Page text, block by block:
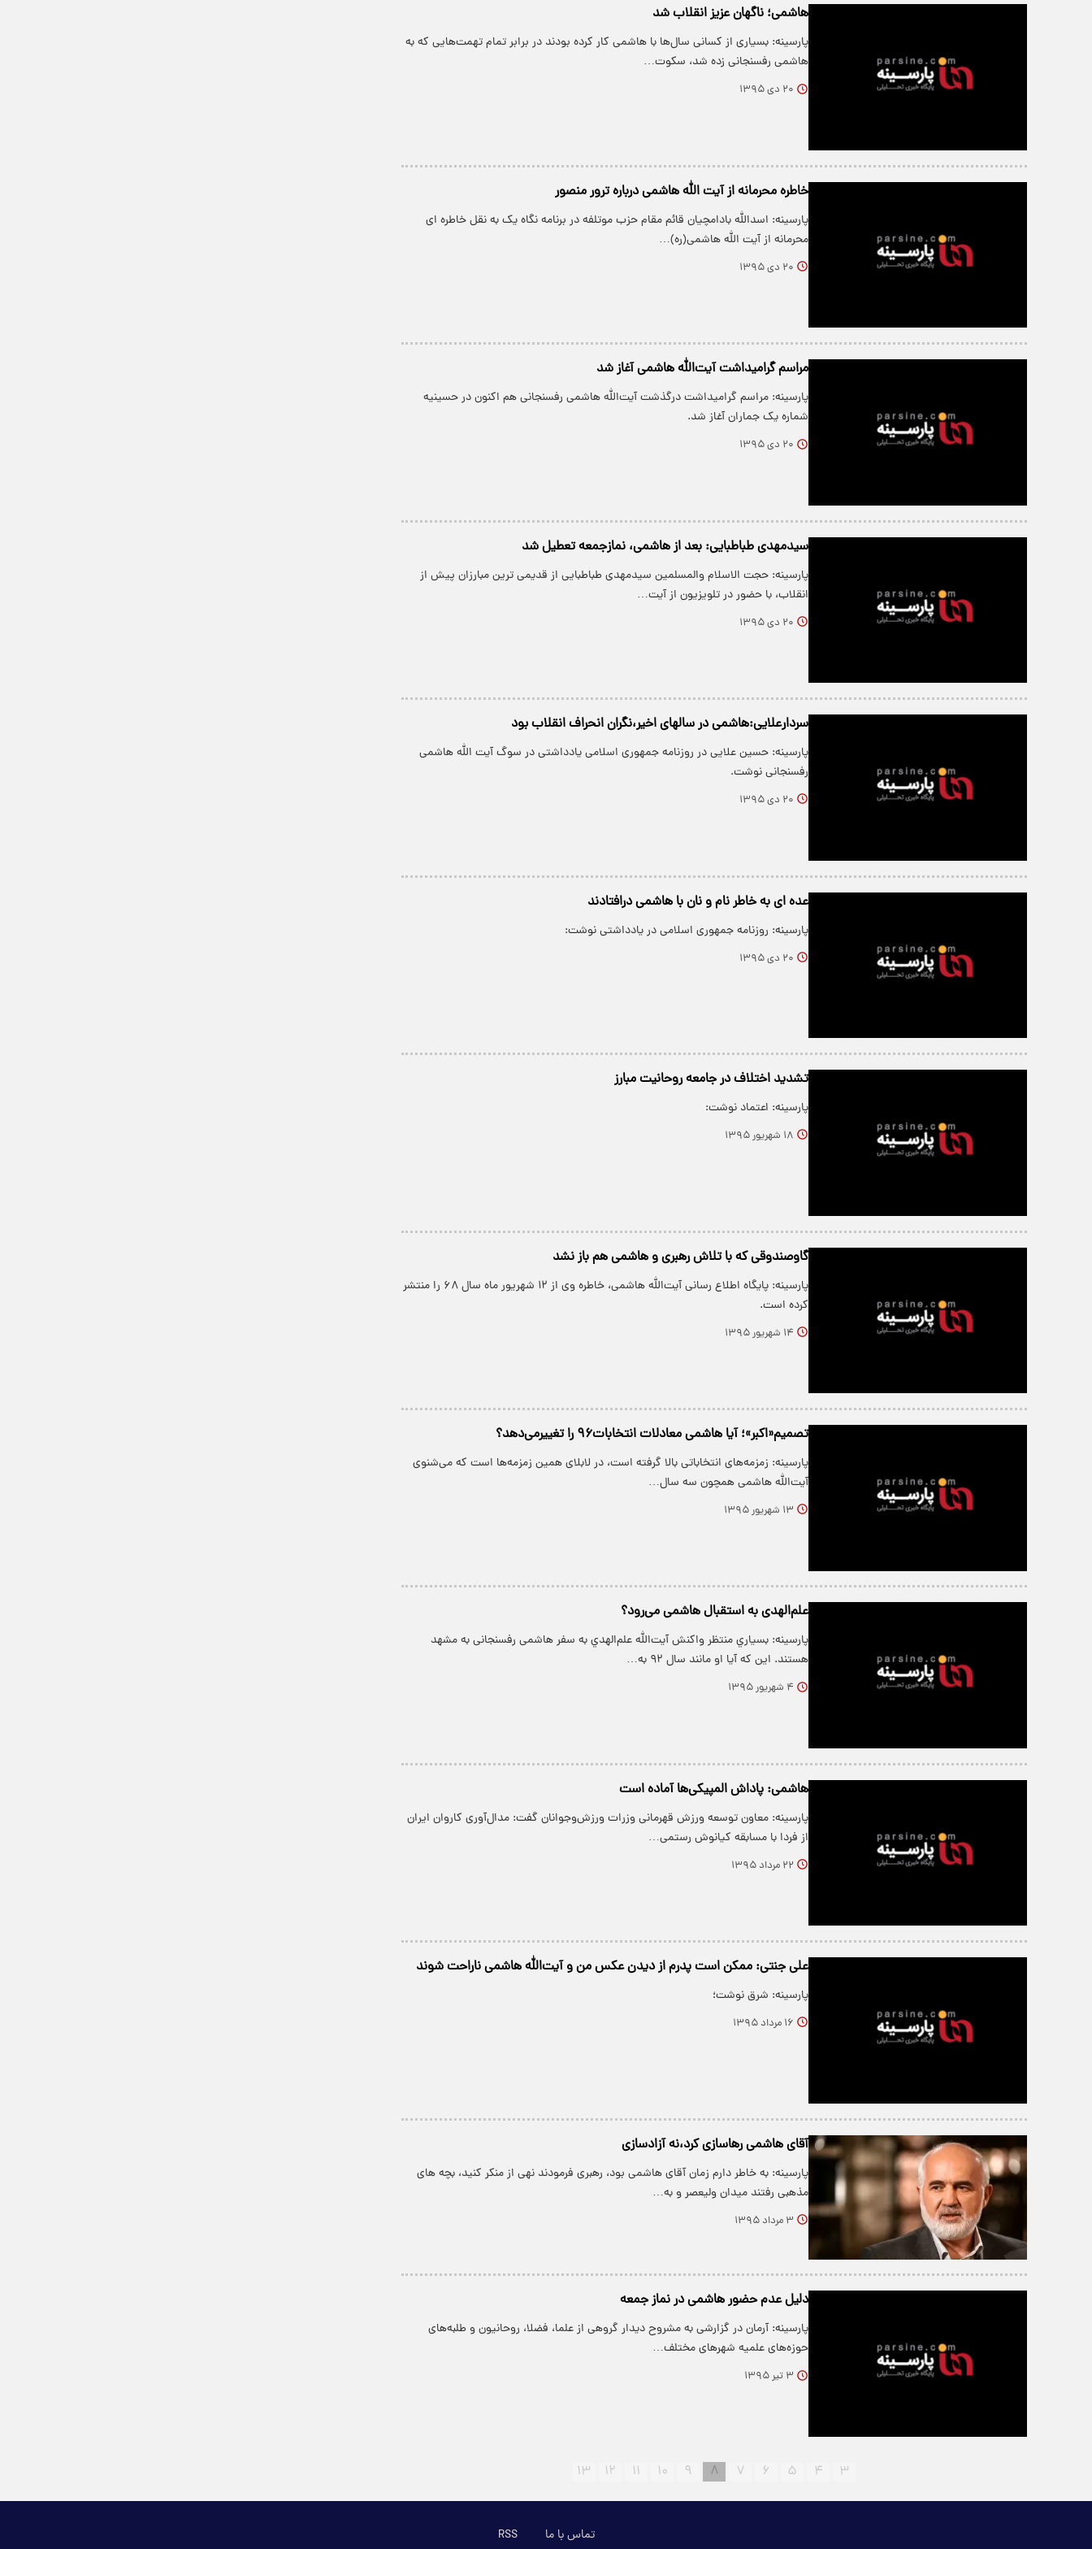
هاشمی؛ ناگهان عزیز انقلاب شد
پارسینه: بسیاری از کسانی سال‌ها با هاشمی کار کرده بودند در برابر تمام تهمت‌هایی که به
هاشمی رفسنجانی زده شد، سکوت…
۲۰ دی ۱۳۹۵
خاطره محرمانه از آیت الله هاشمی درباره ترور منصور
پارسینه: اسدالله بادامچیان قائم مقام حزب موتلفه در برنامه نگاه یک به نقل خاطره ای
محرمانه از آیت الله هاشمی(ره)…
۲۰ دی ۱۳۹۵
مراسم گرامیداشت آیت‌الله هاشمی آغاز شد
پارسینه: مراسم گرامیداشت درگذشت آیت‌الله هاشمی رفسنجانی هم اکنون در حسینیه
شماره یک جماران آغاز شد.
۲۰ دی ۱۳۹۵
سیدمهدی طباطبایی: بعد از هاشمی، نمازجمعه تعطیل شد
پارسینه: حجت الاسلام والمسلمین سیدمهدی طباطبایی از قدیمی ترین مبارزان پیش از
انقلاب، با حضور در تلویزیون از آیت…
۲۰ دی ۱۳۹۵
سردارعلایی:هاشمی در سالهای اخیر،نگران انحراف انقلاب بود
پارسینه: حسین علایی در روزنامه جمهوری اسلامی یادداشتی در سوگ آیت الله هاشمی
رفسنجانی نوشت.
۲۰ دی ۱۳۹۵
عده ای به خاطر نام و نان با هاشمی درافتادند
پارسینه: روزنامه جمهوری اسلامی در یادداشتی نوشت:
۲۰ دی ۱۳۹۵
تشديد اختلاف در جامعه روحانيت مبارز
پارسینه: اعتماد نوشت:
۱۸ شهریور ۱۳۹۵
گاوصندوقی که با تلاش رهبری و هاشمی هم باز نشد
پارسینه: پایگاه اطلاع رسانی آیت‌الله هاشمی، خاطره وی از ۱۲ شهریور ماه سال ۶۸ را منتشر
کرده است.
۱۴ شهریور ۱۳۹۵
تصمیم«اکبر»؛ آیا هاشمی معادلات انتخابات۹۶ را تغییرمی‌دهد؟
پارسینه: زمزمه‌های انتخاباتی بالا گرفته است، در لابلای همین زمزمه‌ها است که می‌شنوی
آیت‌الله هاشمی همچون سه سال…
۱۳ شهریور ۱۳۹۵
علم‌الهدی به استقبال هاشمی می‌رود؟
پارسینه: بسياري منتظر واكنش آيت‌الله علم‌الهدي به سفر هاشمی رفسنجانی به مشهد
هستند. این که آیا او مانند سال ۹۲ به…
۴ شهریور ۱۳۹۵
هاشمی: پاداش المپیکی‌ها آماده است
پارسینه: معاون توسعه ورزش قهرمانی وزرات ورزش‌وجوانان گفت: مدال‌آوری کاروان ایران
از فردا با مسابقه کیانوش رستمی…
۲۲ مرداد ۱۳۹۵
علی جنتی: ممکن است پدرم از دیدن عکس من و آیت‌الله هاشمی ناراحت شوند
پارسینه: شرق نوشت؛
۱۶ مرداد ۱۳۹۵
آقای هاشمی رهاسازی کرد،نه آزادسازی
پارسینه: به خاطر دارم زمان آقای هاشمی بود، رهبری فرمودند نهی از منکر کنید، بچه های
مذهبی رفتند میدان ولیعصر و به…
۳ مرداد ۱۳۹۵
دلیل عدم حضور هاشمی در نماز جمعه
پارسینه: آرمان در گزارشی به مشروح دیدار گروهی از علما، فضلا، روحانیون و طلبه‌های
حوزه‌های علمیه شهرهای مختلف…
۳ تیر ۱۳۹۵
۳ ۴ ۵ ۶ ۷ ۸ ۹ ۱۰ ۱۱ ۱۲ ۱۳
تماس با ما RSS